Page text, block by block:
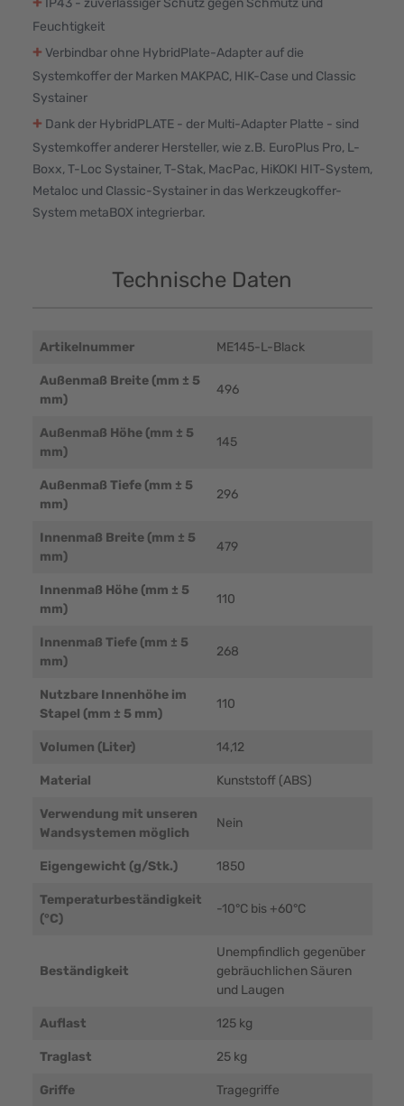
Feuchtigkeit
+ Verbindbar ohne HybridPlate-Adapter auf die
Systemkoffer der Marken MAKPAC, HIK-Case und Classic
Systainer
+ Dank der HybridPLATE - der Multi-Adapter Platte - sind
Systemkoffer anderer Hersteller, wie z.B. EuroPlus Pro, L-
Boxx, T-Loc Systainer, T-Stak, MacPac, HiKOKI HIT-System,
Metaloc und Classic-Systainer in das Werkzeugkoffer-
System metaBOX integrierbar.
Technische Daten
Artikelnummer ME145-L-Black
Außenmaß Breite (mm ± 5
mm)
496
Außenmaß Höhe (mm ± 5
mm)
145
Außenmaß Tiefe (mm ± 5
mm)
296
Innenmaß Breite (mm ± 5
mm)
479
Innenmaß Höhe (mm ± 5
mm)
110
Innenmaß Tiefe (mm ± 5
mm)
268
Nutzbare Innenhöhe im
Stapel (mm ± 5 mm)
110
Volumen (Liter) 14,12
Material Kunststoff (ABS)
Verwendung mit unseren
Wandsystemen möglich
Nein
Eigengewicht (g/Stk.) 1850
Temperaturbeständigkeit
(°C)
-10°C bis +60°C
Beständigkeit
Unempfindlich gegenüber
gebräuchlichen Säuren
und Laugen
Auflast 125 kg
Traglast 25 kg
Griffe Tragegriffe